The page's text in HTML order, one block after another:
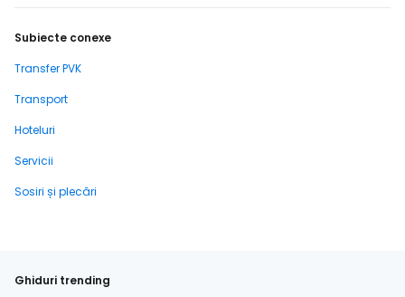
Subiecte conexe
Transfer PVK
Transport
Hoteluri
Servicii
Sosiri și plecări
Ghiduri trending